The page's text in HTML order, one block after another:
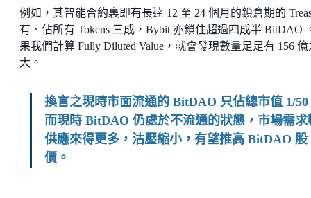
例如，其智能合約裏即有長達 12 至 24 個月的鎖倉期的
有、佔所有 Tokens 三成，Bybit 亦鎖住超過四成半 BitDAO
果我們計算 Fully Diluted Value，就會發現數量足足有 156 億
大。
換言之現時市面流通的 BitDAO 只佔總市值 1/50
而現時 BitDAO 仍處於不流通的狀態，市場需求
供應來得更多，沽壓縮小，有望推高 BitDAO 股
價。